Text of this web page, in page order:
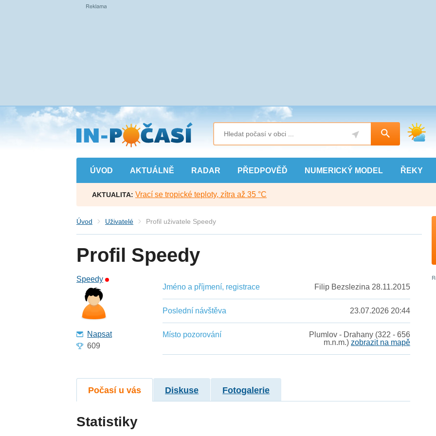
Přejít
na
hlavní
obsah
ÚVOD AKTUÁLNĚ RADAR PŘEDPOVĚĎ NUMERICKÝ MODEL ŘEKY
AKTUALITA: Vrací se tropické teploty, zítra až 35 °C
Úvod Uživatelé Profil uživatele Speedy
Profil Speedy
Speedy
Napsat
609
Jméno a příjmení, registrace Filip Bezslezina 28.11.2015
Poslední návštěva 23.07.2026 20:44
Místo pozorování
Plumlov - Drahany (322 - 656
m.n.m.) zobrazit na mapě
Počasí u vás Diskuse Fotogalerie
Statistiky